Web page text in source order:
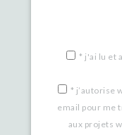
ignore
* j'ai lu et
* j’autorise
email pour me
aux projets